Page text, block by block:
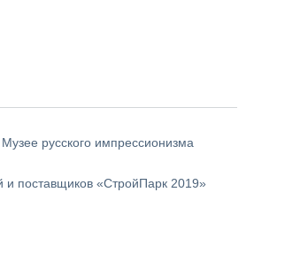
русского импрессионизма
и поставщиков «СтройПарк 2019»